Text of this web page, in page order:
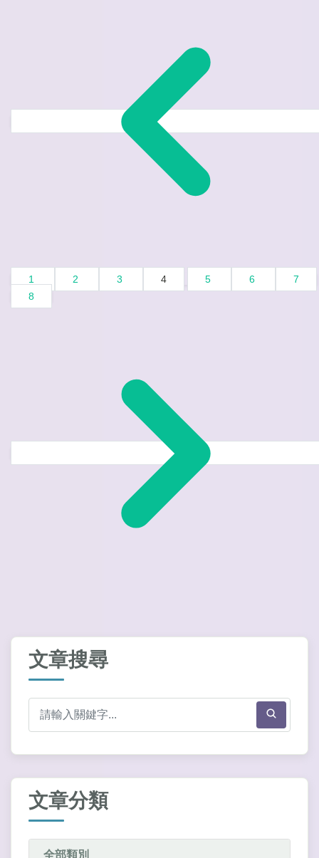
1 2 3 4 5 6
7
8
文章搜尋
文章分類
全部類別